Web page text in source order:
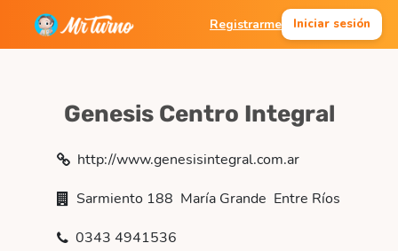
Registrarme Iniciar sesión
Genesis Centro Integral
http://www.genesisintegral.com.ar
Sarmiento 188  María Grande  Entre Ríos
0343 4941536